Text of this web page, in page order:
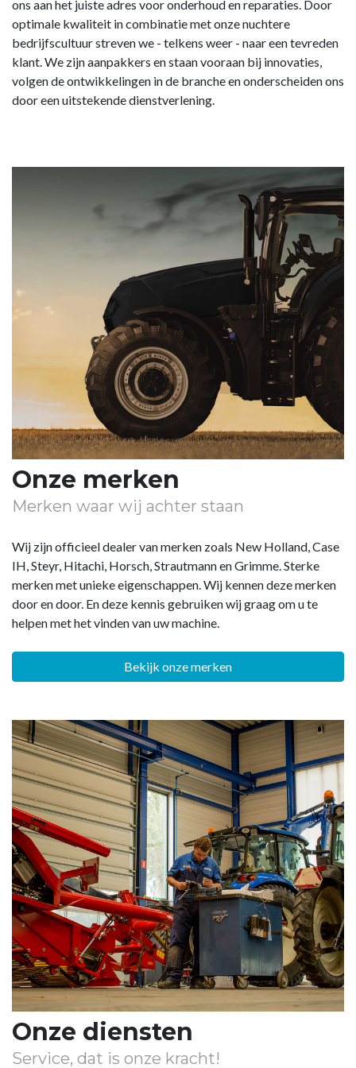
ons aan het juiste adres voor onderhoud en reparaties. Door
optimale kwaliteit in combinatie met onze nuchtere
bedrijfscultuur streven we - telkens weer - naar een tevreden
klant. We zijn aanpakkers en staan vooraan bij innovaties,
volgen de ontwikkelingen in de branche en onderscheiden ons
door een uitstekende dienstverlening.
Onze merken
Merken waar wij achter staan
Wij zijn officieel dealer van merken zoals New Holland, Case
IH, Steyr, Hitachi, Horsch, Strautmann en Grimme. Sterke
merken met unieke eigenschappen. Wij kennen deze merken
door en door. En deze kennis gebruiken wij graag om u te
helpen met het vinden van uw machine.
Bekijk onze merken
Onze diensten
Service, dat is onze kracht!